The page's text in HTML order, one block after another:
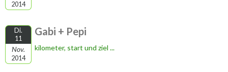
2014
Di.
11
Nov.
2014
Gabi + Pepi
kilometer, start und ziel ...